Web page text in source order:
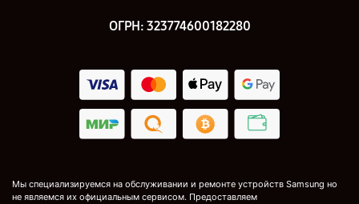
ОГРН: 323774600182280
Мы специализируемся на обслуживании и ремонте устройств Samsung но
не являемся их официальным сервисом. Предоставляем